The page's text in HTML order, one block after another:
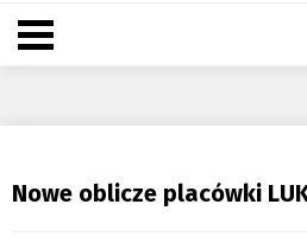
Nowe oblicze placówki